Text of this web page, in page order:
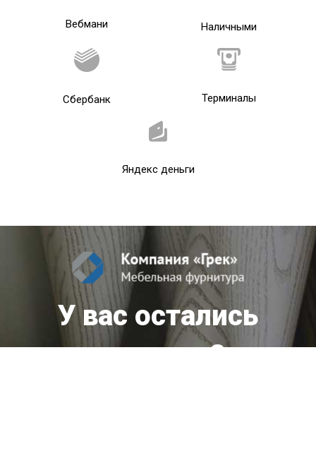
Вебмани Наличными
Сбербанк Терминалы
Яндекс деньги
У вас остались
вопросы?